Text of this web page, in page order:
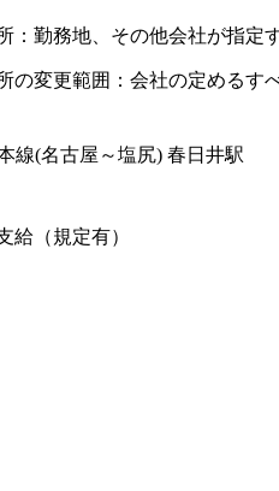
：勤務地、その他会社が指定
の変更範囲：会社の定めるす
線(名古屋～塩尻) 春日井駅
給（規定有）